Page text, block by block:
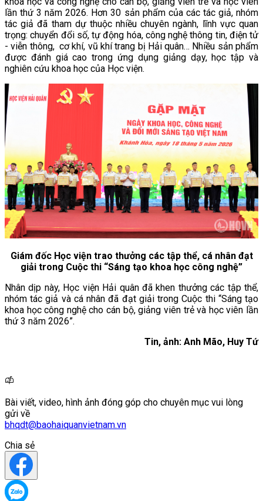
lần thứ 3 năm 2026. Hơn 30 sản phẩm của các tác giả, nhóm
tác giả đã tham dự thuộc nhiều chuyên ngành, lĩnh vực quan
trọng: chuyển đổi số, tự động hóa, công nghệ thông tin, điện tử
- viễn thông, cơ khí, vũ khí trang bị Hải quân… Nhiều sản phẩm
được đánh giá cao trong ứng dụng giảng dạy, học tập và
nghiên cứu khoa học của Học viện.
Giám đốc Học viện trao thưởng các tập thể, cá nhân đạt
giải trong Cuộc thi “Sáng tạo khoa học công nghệ”
Nhân dịp này, Học viện Hải quân đã khen thưởng các tập thể,
nhóm tác giả và cá nhân đã đạt giải trong Cuộc thi “Sáng tạo
khoa học công nghệ cho cán bộ, giảng viên trẻ và học viên lần
thứ 3 năm 2026”.
Tin, ảnh: Anh Mão, Huy Tứ
Bài viết, video, hình ảnh đóng góp cho chuyên mục vui lòng
gửi về
bhqdt@baohaiquanvietnam.vn
Chia sẻ